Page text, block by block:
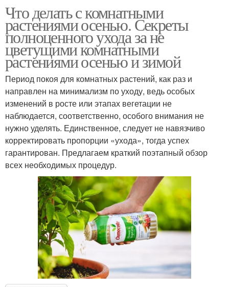
Что делать с комнатными
растениями осенью. Секреты
полноценного ухода за не
цветущими комнатными
растениями осенью и зимой
Период покоя для комнатных растений, как раз и
направлен на минимализм по уходу, ведь особых
изменений в росте или этапах вегетации не
наблюдается, соответственно, особого внимания не
нужно уделять. Единственное, следует не навязчиво
корректировать пропорции «ухода», тогда успех
гарантирован. Предлагаем краткий поэтапный обзор
всех необходимых процедур.